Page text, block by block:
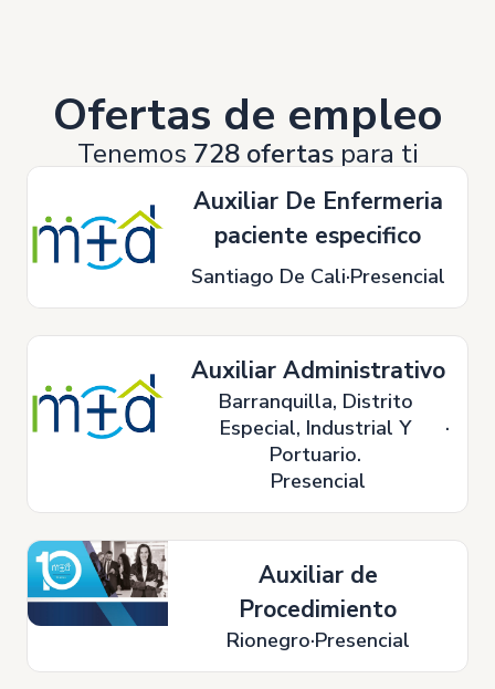
Ofertas de empleo
Tenemos 728 ofertaspara ti
Auxiliar De Enfermeria
paciente especifico
Santiago De Cali Presencial
Auxiliar Administrativo
Barranquilla, Distrito
Especial, Industrial Y
Portuario.
Presencial
Auxiliar de
Procedimiento
Rionegro Presencial